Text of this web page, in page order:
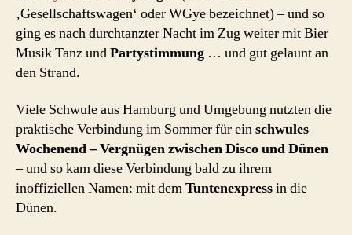
‚Gesellschaftswagen‘ oder WGye bezeichnet) – und so
ging es nach durchtanzter Nacht im Zug weiter mit Bier
Musik Tanz undPartystimmung … und gut gelaunt an
den Strand.
Viele Schwule aus Hamburg und Umgebung nutzten die
praktische Verbindung im Sommer für einschwules
Wochenend – Vergnügen zwischen Disco und Dünen
– und so kam diese Verbindung bald zu ihrem
inoffiziellen Namen: mit demTuntenexpressin die
Dünen.